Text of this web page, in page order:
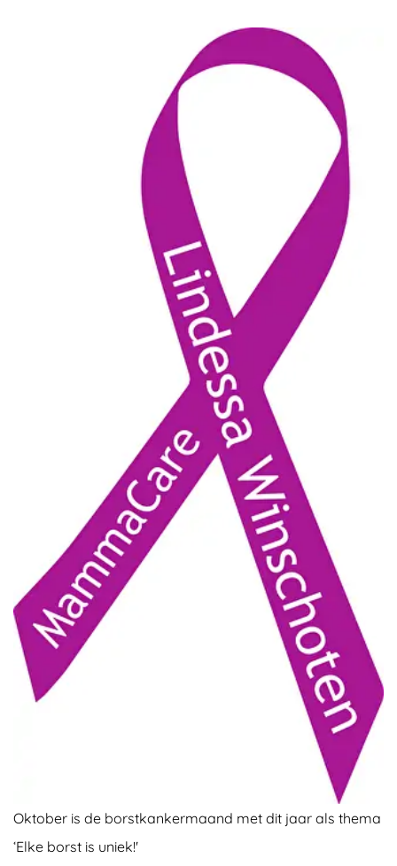
Foto
overslaan
Oktober is de borstkankermaand met dit jaar als thema
‘Elke borst is uniek!'